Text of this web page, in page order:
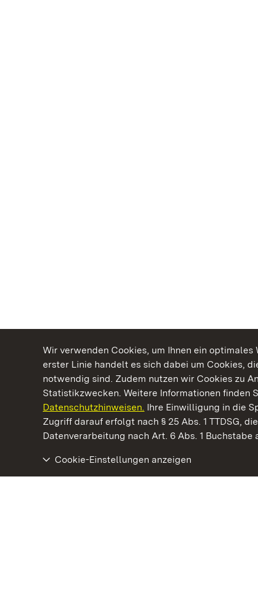
Wir verwenden Cookies, um Ihnen ein optimales
erster Linie handelt es sich dabei um Cookies,
notwendig sind. Zudem nutzen wir Cookies zu
Statistikzwecken. Weitere Informationen finden
Datenschutzhinweisen. Ihre Einwilligung in die
Zugriff darauf erfolgt nach § 25 Abs. 1 TTDSG,
Datenverarbeitung nach Art. 6 Abs. 1 Buchstabe
Cookie-Einstellungen anzeigen
Kommen. Staunen. Genießen.